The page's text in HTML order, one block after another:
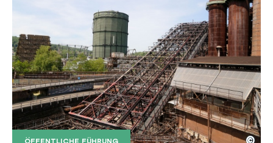
ÖFFENTLICHE FÜHRUNG